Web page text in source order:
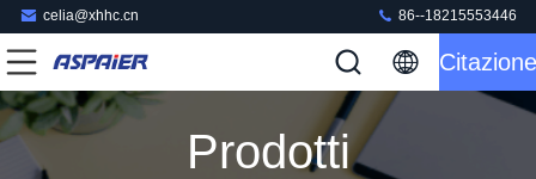
celia@xhhc.cn 86--18215553446
Citazione
Prodotti